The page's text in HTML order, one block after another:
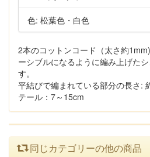
色: 松葉色・白色
2本のコットンコード（太さ約
ーシブルになるように編み上げた
す。
平結びで編まれている部分の長さ:
テール：7～15cm
同じカテゴリーの他の商品